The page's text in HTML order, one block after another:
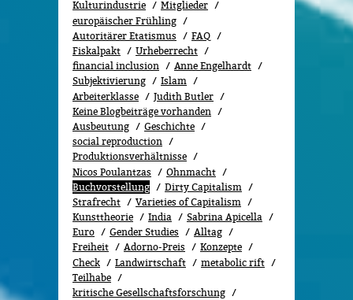
Kulturindustrie
Mitglieder
europäischer Frühling
Autoritärer Etatismus
FAQ
Fiskalpakt
Urheberrecht
financial inclusion
Anne Engelhardt
Subjektivierung
Islam
Arbeiterklasse
Judith Butler
Keine Blogbeiträge vorhanden
Ausbeutung
Geschichte
social reproduction
Produktionsverhältnisse
Nicos Poulantzas
Ohnmacht
Buchvorstellung
Dirty Capitalism
Strafrecht
Varieties of Capitalism
Kunsttheorie
India
Sabrina Apicella
Euro
Gender Studies
All­tag
Freiheit
Adorno-Preis
Konzepte
Check
Landwirtschaft
metabolic rift
Teilhabe
kritische Gesellschaftsforschung